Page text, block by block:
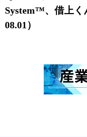
System™、借上く
08.01）